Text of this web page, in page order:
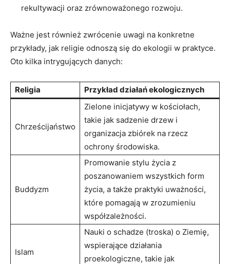
rekultywacji oraz zrównoważonego rozwoju.
Ważne jest również zwrócenie uwagi na ​konkretne
przykłady, jak religie ‍odnoszą się do ekologii w praktyce.
Oto kilka intrygujących danych:
Religia Przykład działań ekologicznych
Chrześcijaństwo
Zielone inicjatywy w⁢ kościołach,
takie jak sadzenie drzew i
organizacja zbiórek na rzecz
ochrony środowiska.
Buddyzm
Promowanie stylu życia z
poszanowaniem​ wszystkich form
życia, a także praktyki uważności,
które pomagają w zrozumieniu‍
współzależności.
Islam
Nauki o schadze (troska) o Ziemię,
⁤wspierające działania
⁢proekologiczne, takie jak